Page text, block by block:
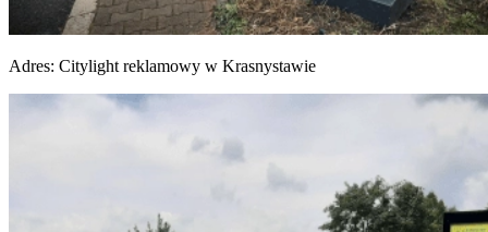
Adres: Citylight reklamowy w Krasnystawie